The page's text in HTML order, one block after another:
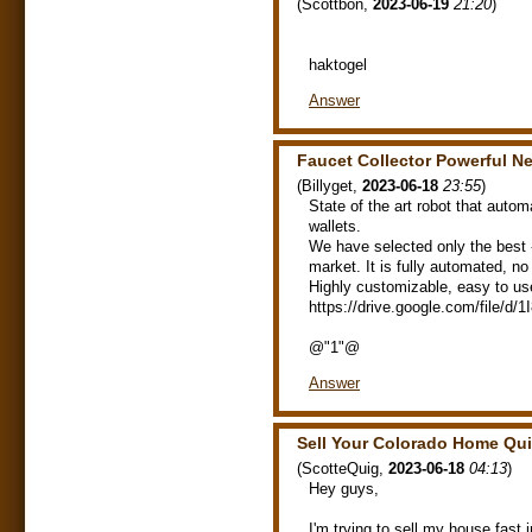
(Scottbon, 2023-06-19 21:20)
haktogel
Answer
Faucet Collector Powerful
(Billyget, 2023-06-18 23:55)
State of the art robot that
wallets.
We have selected only the
market. It is fully automated,
Highly customizable, easy to
https://drive.google.com/file/d/
@"1"@
Answer
Sell Your Colorado Home
(ScotteQuig, 2023-06-18 04:13)
Hey guys,